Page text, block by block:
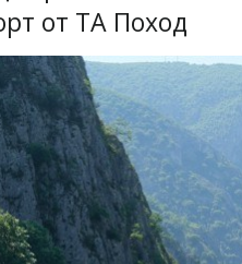
от ТА Поход